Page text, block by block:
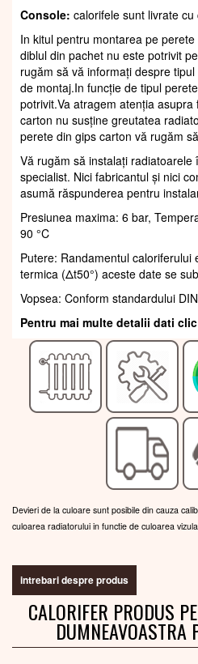
Console: calorifele sunt livrate cu
In kitul pentru montarea pe
diblul din pachet nu este potrivit
rugăm să vă informați despre
de montaj.In funcție de tipul
potrivit.Va atragem atenția
carton nu susține greutatea
perete din gips carton vă rugăm
Vă rugăm să instalați radiatoarele
specialist. Nici fabricantul și nici
asumă răspunderea pentru
Presiunea maxima: 6 bar,
90 °C
Putere: Randamentul caloriferului
termica (Δt50°) aceste date se
Vopsea: Conform standardului
Pentru mai multe detalii dati
Devieri de la culoare sunt posibile din cauza
culoarea radiatorului in functie de culoarea
intrebari despre produs
CALORIFER PRODUS
DUMNEAVOASTRA